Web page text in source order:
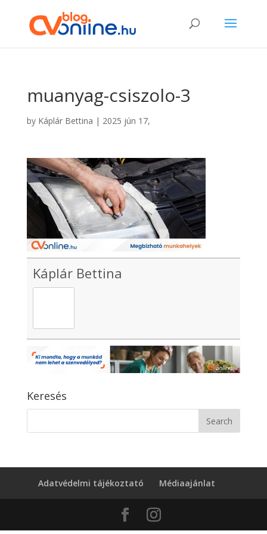
muanyag-csiszolo-3
by Káplár Bettina | 2025 jún 17,
Káplár Bettina
Keresés
Adatvédelmi tájékoztató Médiaajánlat